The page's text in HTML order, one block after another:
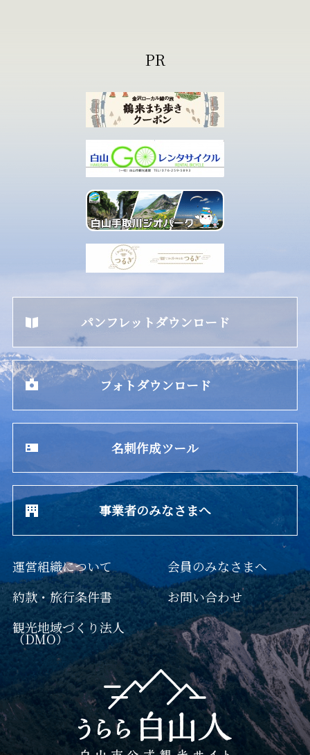
パンフレットダウンロード
フォトダウンロード
名刺作成ツール
事業者のみなさまへ
運営組織について
約款・旅行条件書
観光地域づくり法人
（DMO）
会員のみなさまへ
お問い合わせ